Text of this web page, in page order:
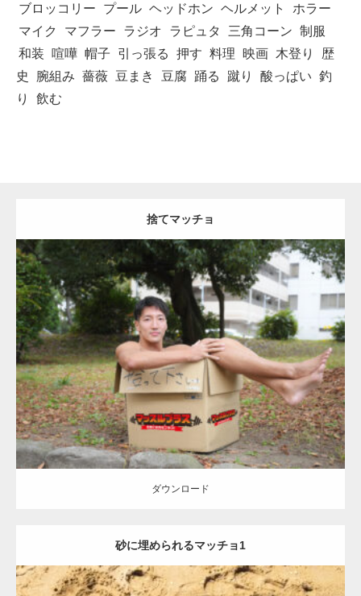
ブロッコリー
プール ヘッドホン ヘルメット
ホラー
マイク
マフラー ラジオ ラピュタ 三角コーン 制服
和装
喧嘩 帽子 引っ張る 押す 料理 映画 木登り
歴
史
腕組み 薔薇 豆まき 豆腐 踊る 蹴り 酸っぱい 釣
り
飲む
捨てマッチョ
Update:2023.04.28
Category:公園のマッチョ オレンジの人 AKIHITO(細マッチョ)
捨
てマッチョ
ダウンロード
ダウンロード
砂に埋められるマッチョ1